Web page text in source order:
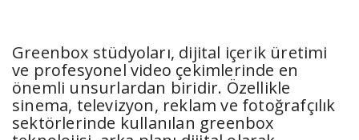
Greenbox stüdyoları, dijital içerik üretimi
ve profesyonel video çekimlerinde en
önemli unsurlardan biridir. Özellikle
sinema, televizyon, reklam ve fotoğrafçılık
sektörlerinde kullanılan greenbox